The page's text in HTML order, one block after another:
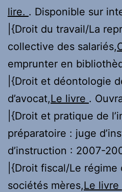
lire. . Disponible sur
|{Droit du travail/La
collective des salariés,
emprunter en
|{Droit et déontologie
d’avocat,Le livre .
|{Droit et pratique de
préparatoire : juge
d’instruction : 2007-
|{Droit fiscal/Le
sociétés mères,Le livre